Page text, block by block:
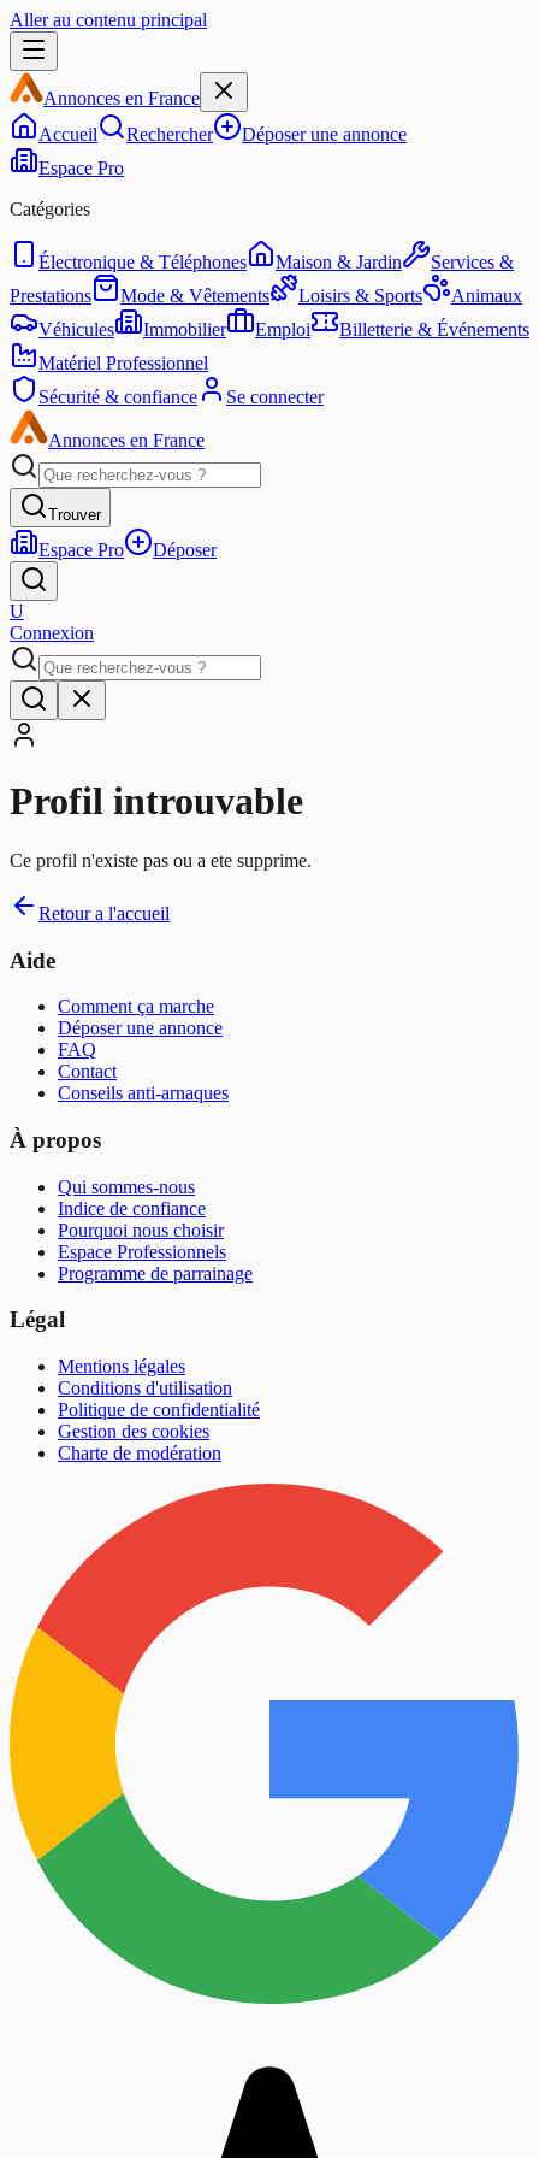
Aller au contenu principal
Annonces en France
Accueil
Rechercher
Déposer une annonce
Espace Pro
Catégories
Électronique & Téléphones Maison & Jardin
Services &
Prestations
Mode & Vêtements Loisirs & Sports
Animaux
Véhicules
Immobilier Emploi
Billetterie & Événements
Matériel Professionnel
Sécurité & confiance
Se connecter
Annonces en France
Trouver
Espace Pro Déposer
U
Connexion
Profil introuvable
Ce profil n'existe pas ou a ete supprime.
Retour a l'accueil
Aide
Comment ça marche
Déposer une annonce
FAQ
Contact
Conseils anti-arnaques
À propos
Qui sommes-nous
Indice de confiance
Pourquoi nous choisir
Espace Professionnels
Programme de parrainage
Légal
Mentions légales
Conditions d'utilisation
Politique de confidentialité
Gestion des cookies
Charte de modération